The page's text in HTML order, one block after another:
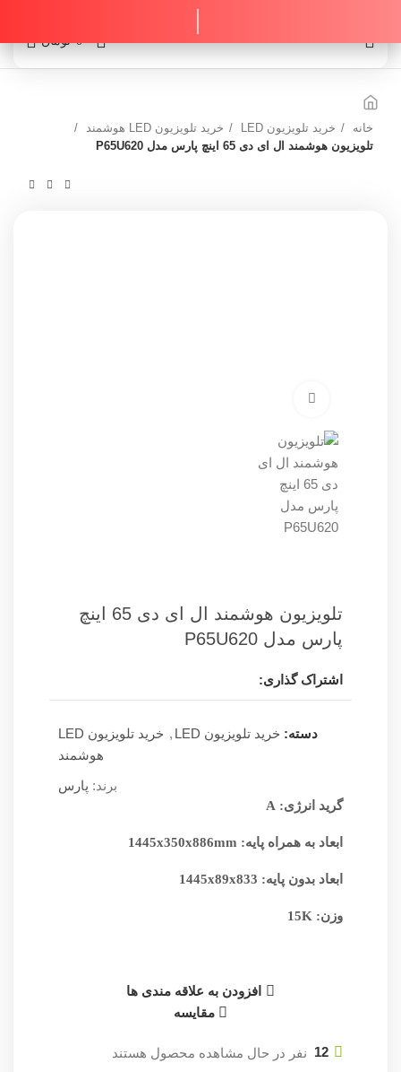
تومان 0
خانه خرید تلویزیون LED
خرید تلویزیون LED هوشمند
تلویزیون هوشمند ال ای دی 65 اینچ پارس مدل P65U620
تلویزیون هوشمند ال ای دی 65 اینچ
پارس مدل P65U620
اشتراک گذاری:
دسته: خرید تلویزیون LED ,
خرید تلویزیون LED
هوشمند
برند: پارس
گرید انرژی: A
ابعاد به همراه پایه: 1445x350x886mm
ابعاد بدون پایه: 1445x89x833
وزن: 15K
افزودن به علاقه مندی ها
مقایسه
12 نفر در حال مشاهده محصول هستند